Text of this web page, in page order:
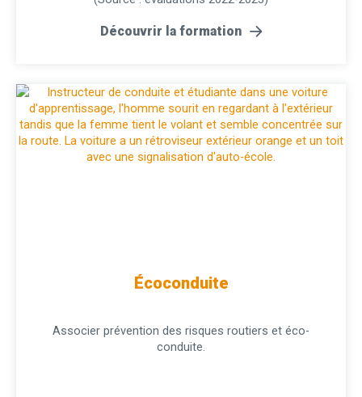
Découvrir la formation
Écoconduite
Associer prévention des risques routiers et éco-
conduite.